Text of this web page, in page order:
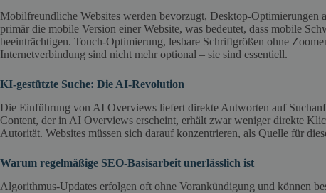
Mobilfreundliche Websites werden bevorzugt, Desktop-
primär die mobile Version einer Website, was bedeutet, dass mobile
beeinträchtigen. Touch-Optimierung, lesbare Schriftgrößen ohne
Internetverbindung sind nicht mehr optional – sie sind essentiell.
KI-gestützte Suche: Die AI-Revolution
Die Einführung von AI Overviews liefert direkte Antworten auf
Content, der in AI Overviews erscheint, erhält zwar weniger direkte
Autorität. Websites müssen sich darauf konzentrieren, als Quelle für
Warum regelmäßige SEO-Basisarbeit unerlässlich ist
Algorithmus-Updates erfolgen oft ohne Vorankündigung und können